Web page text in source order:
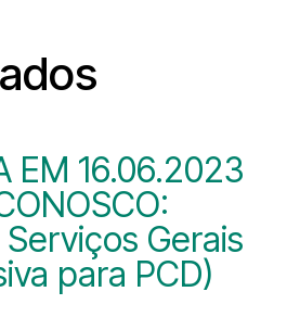
EM 16.06.2023
Gerais
para PCD)